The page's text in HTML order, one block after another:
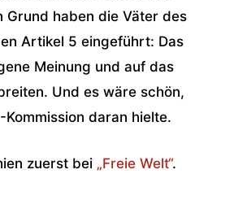
Grund haben die Väter des
Artikel 5 eingeführt: Das
Meinung und auf das
Und es wäre schön,
daran hielte.
zuerst bei „Freie Welt“.